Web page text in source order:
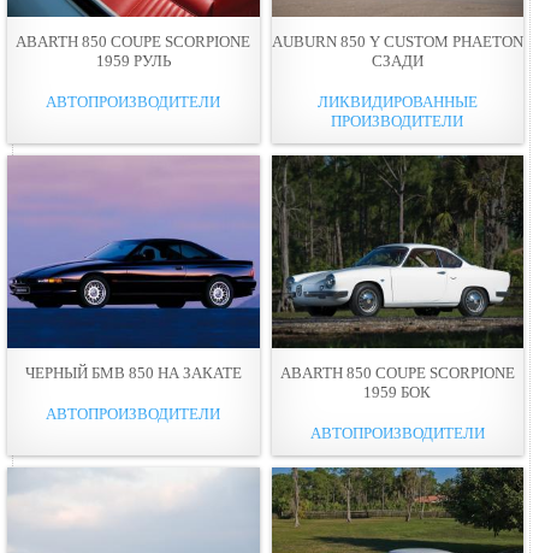
ABARTH 850 COUPE SCORPIONE
1959 РУЛЬ
АВТОПРОИЗВОДИТЕЛИ
AUBURN 850 Y CUSTOM PHAETON
СЗАДИ
ЛИКВИДИРОВАННЫЕ
ПРОИЗВОДИТЕЛИ
ЧЕРНЫЙ БМВ 850 НА ЗАКАТЕ
АВТОПРОИЗВОДИТЕЛИ
ABARTH 850 COUPE SCORPIONE
1959 БОК
АВТОПРОИЗВОДИТЕЛИ